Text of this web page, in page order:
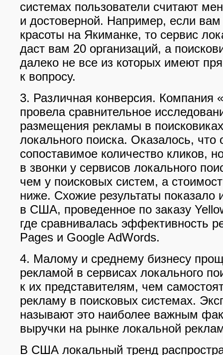
системах пользователи считают
и достоверной. Например, если
красоты на Якиманке, то сервис
даст вам 20 организаций, а
далеко не все из которых имеют
к вопросу.
3. Различная конверсия. Компания «
провела сравнительное
размещения рекламы в
локального поиска. Оказалось, что
сопоставимое количество кликов,
в звонки у сервисов локального
чем у поисковых систем, а
ниже. Схожие результаты показало
в США, проведенное по заказу
где сравнивалась эффективность
Pages и Google AdWords.
4. Малому и среднему бизнесу
рекламой в сервисах локального
к их представителям, чем
рекламу в поисковых системах.
называют это наиболее важным
выручки на рынке локальной
В США локальный тренд